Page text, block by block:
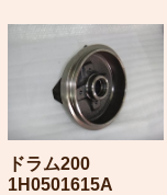
ドラム200
1H0501615A